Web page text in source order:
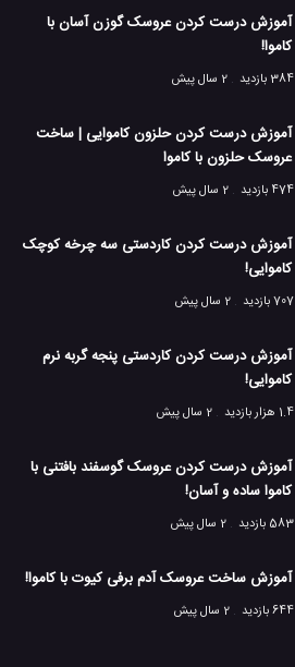
آموزش درست کردن عروسک گوزن آسان با
کاموا!
384 بازدید
2 سال پیش
آموزش درست کردن حلزون کاموایی | ساخت
عروسک حلزون با کاموا
474 بازدید
2 سال پیش
آموزش درست کردن کاردستی سه چرخه کوچک
کاموایی!
707 بازدید
2 سال پیش
آموزش درست کردن کاردستی پنجه گربه نرم
کاموایی!
1.4 هزار بازدید
2 سال پیش
آموزش درست کردن عروسک گوسفند بافتنی با
کاموا ساده و آسان!
583 بازدید
2 سال پیش
آموزش ساخت عروسک آدم برفی کیوت با کاموا!
644 بازدید 2 سال پیش